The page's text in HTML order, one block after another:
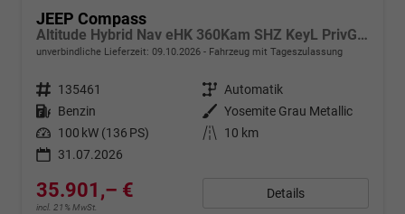
JEEP Compass
Altitude Hybrid Nav eHK 360Kam SHZ KeyL PrivG 18Z
unverbindliche Lieferzeit: 09.10.2026 Fahrzeug mit Tageszulassung
Fahrzeugnr. 135461 Getriebe Automatik
Kraftstoff Benzin Außenfarbe Yosemite Grau Metallic
Leistung 100 kW (136 PS) Kilometerstand
10 km
31.07.2026
35.901,– €
incl. 21% MwSt.
Details